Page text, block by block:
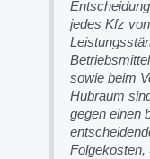
jedes Kfz
sowie beim
Hubraum
gegen einen
Folgekosten,